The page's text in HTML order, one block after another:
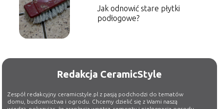
Jak odnowić stare płytki
podłogowe?
Redakcja CeramicStyle
Zespół redakcyjny ceramicstyle.pl z pasją podchodzi do tematów
domu, budownictwa i ogrodu. Chcemy dzielić się z Wami naszą